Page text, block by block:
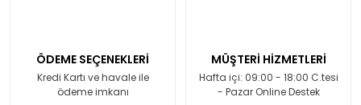
ÖDEME SEÇENEKLERİ
Kredi Kartı ve havale ile
ödeme imkanı
MÜŞTERİ HİZMETLERİ
Hafta içi: 09:00 - 18:00 C.tesi
- Pazar Online Destek